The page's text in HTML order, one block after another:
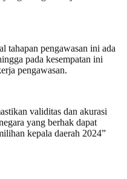
tahapan pengawasan ini ada
pada kesempatan ini
pengawasan.
validitas dan akurasi
yang berhak dapat
kepala daerah 2024”